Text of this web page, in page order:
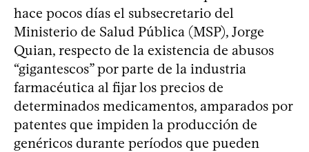
hace pocos días el subsecretario del
Ministerio de Salud Pública (MSP), Jorge
Quian, respecto de la existencia de abusos
“gigantescos” por parte de la industria
farmacéutica al fijar los precios de
determinados medicamentos, amparados por
patentes que impiden la producción de
genéricos durante períodos que pueden